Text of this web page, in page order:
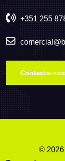
+351 255
Contacte-nos
© 2026